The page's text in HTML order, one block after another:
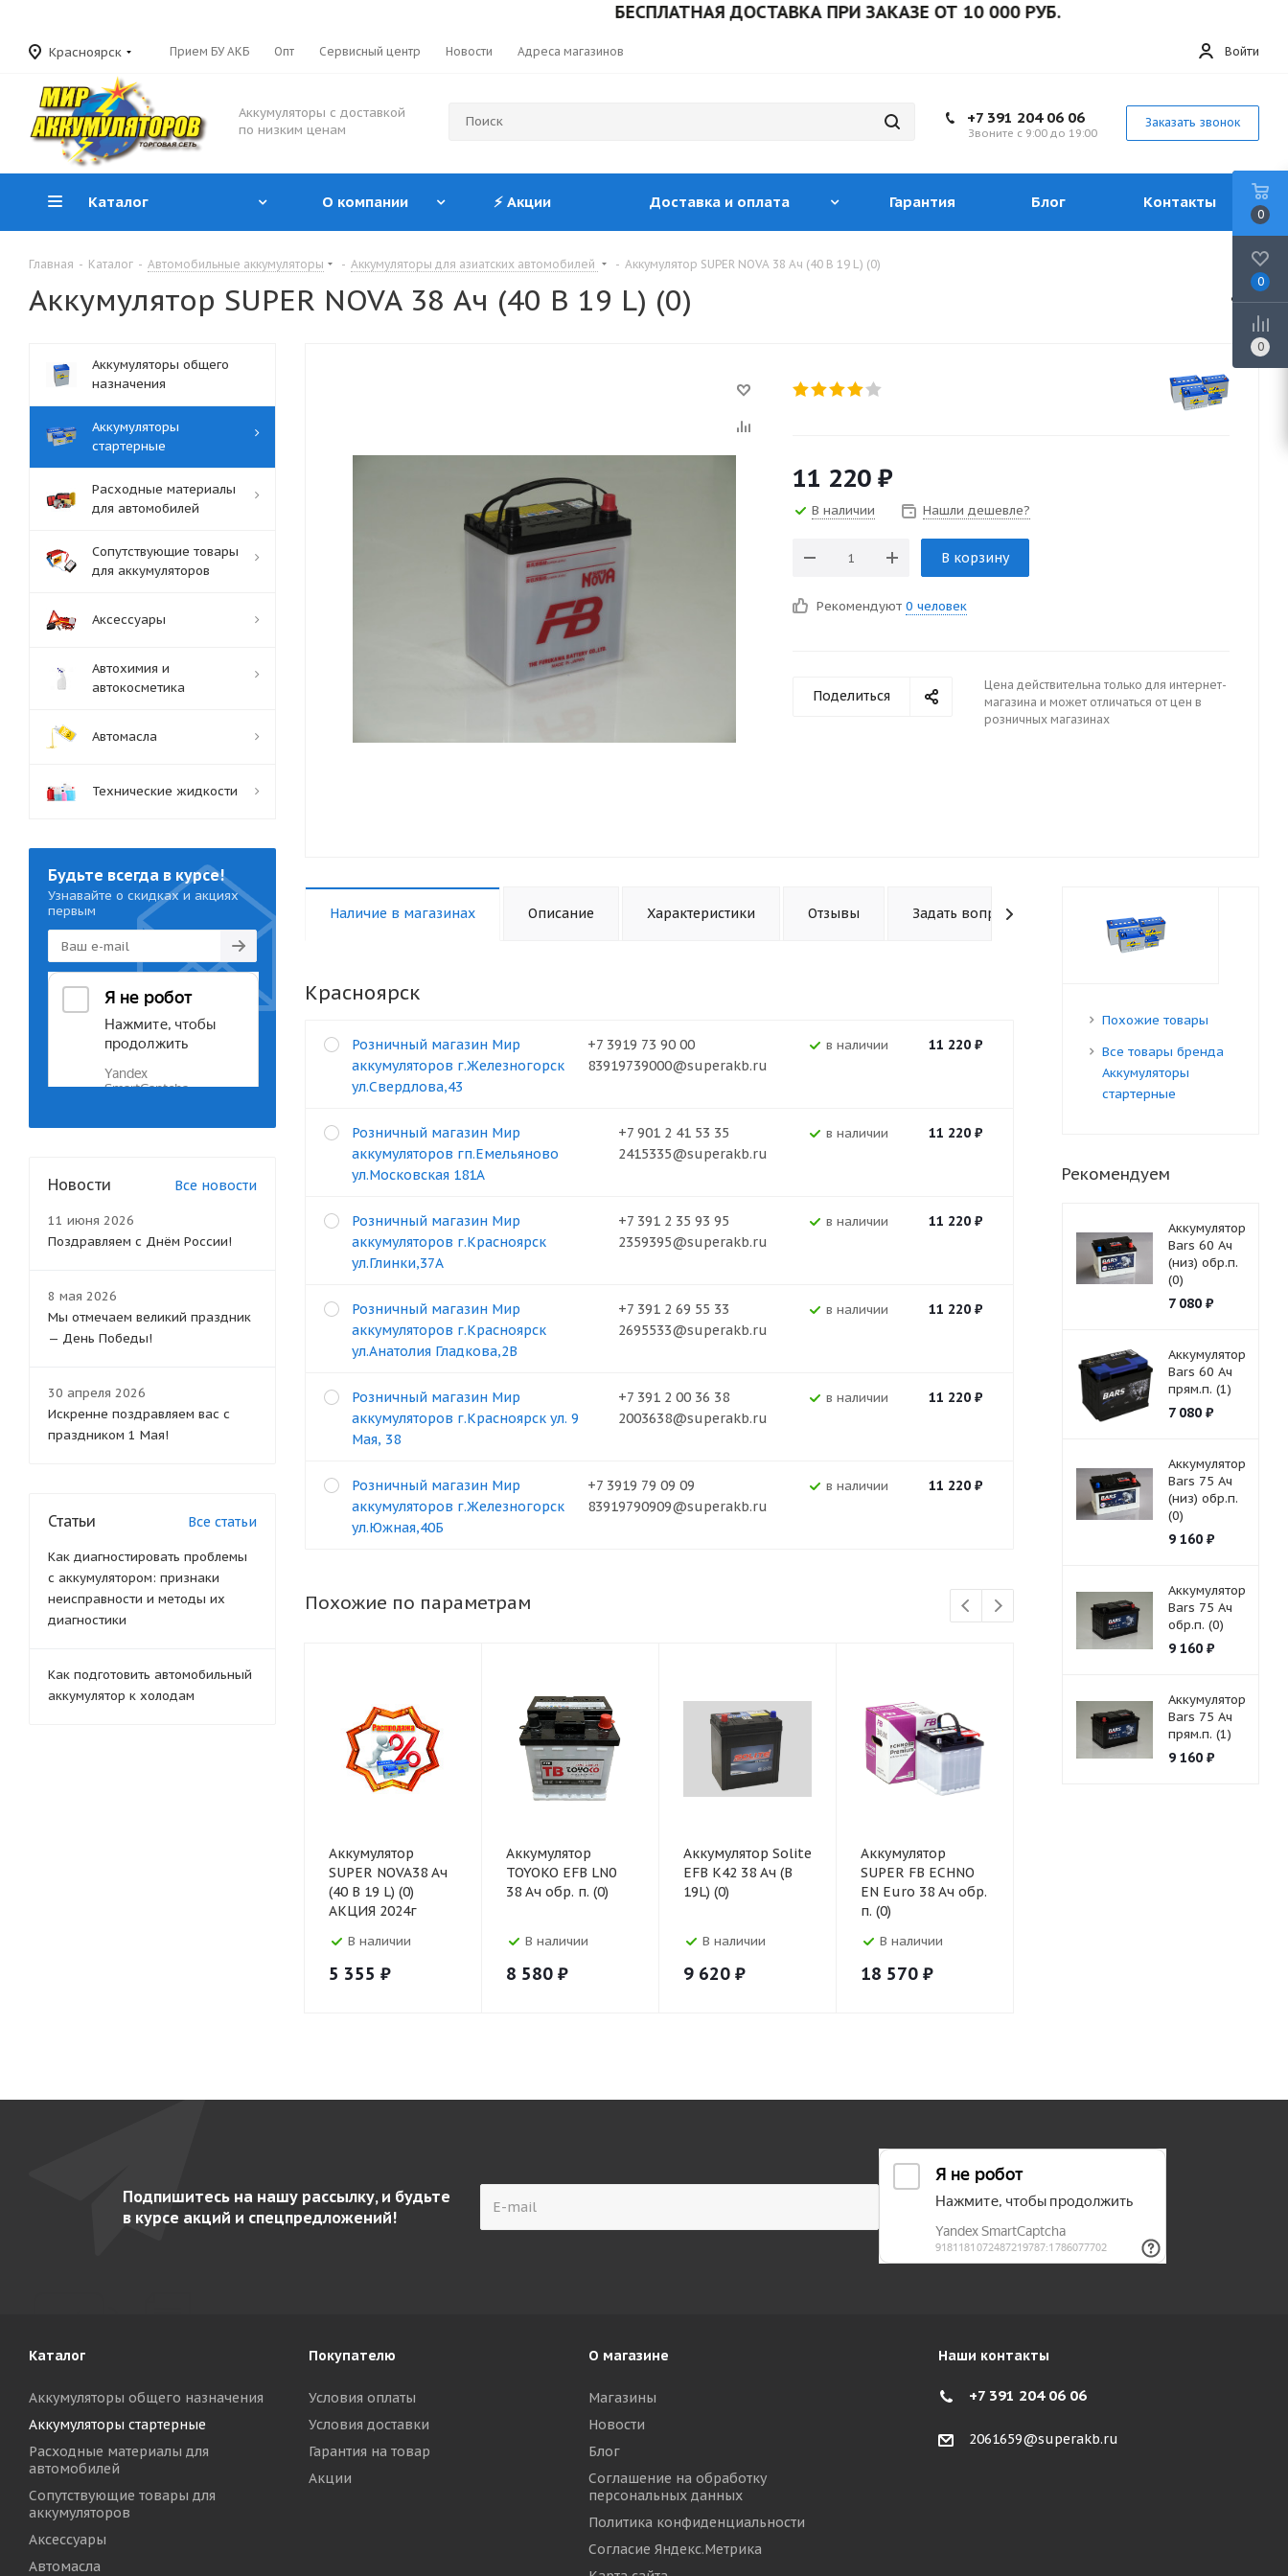
БЕСПЛАТНАЯ ДОСТАВКА ПРИ ЗАКАЗЕ ОТ 10 000 РУБ.
Красноярск Прием БУ АКБ Опт Сервисный центр Новости Адреса магазинов Войти
Аккумуляторы с доставкой
по низким ценам
+7 391 204 06 06
Звоните с 9:00 до 19:00
Заказать звонок
Каталог О компании ⚡ Акции Доставка и оплата Гарантия Блог Контакты
Главная - Каталог - Автомобильные аккумуляторы - Аккумуляторы для азиатских автомобилей - Аккумулятор SUPER NOVA 38 Ач (40 В 19 L) (0)
Аккумулятор SUPER NOVA 38 Ач (40 В 19 L) (0)
11 220 ₽
В наличии Нашли дешевле?
В корзину
Рекомендуют 0 человек
Поделиться
Цена действительна только для интернет-
магазина и может отличаться от цен в
розничных магазинах
Наличие в магазинах Описание Характеристики Отзывы Задать вопрос
Красноярск
+7 3919 73 90 00
83919739000@superakb.ru
В наличии 11 220₽
Розничный магазин Мир
аккумуляторов г.Железногорск
ул.Свердлова,43
+7 901 2 41 53 35
2415335@superakb.ru
В наличии 11 220₽
Розничный магазин Мир
аккумуляторов гп.Емельяново
ул.Московская 181А
+7 391 2 35 93 95
2359395@superakb.ru
В наличии 11 220₽
Розничный магазин Мир
аккумуляторов г.Красноярск
ул.Глинки,37А
+7 391 2 69 55 33
2695533@superakb.ru
В наличии 11 220₽
Розничный магазин Мир
аккумуляторов г.Красноярск
ул.Анатолия Гладкова,2В
+7 391 2 00 36 38
2003638@superakb.ru
В наличии 11 220₽
Розничный магазин Мир
аккумуляторов г.Красноярск ул. 9
Мая, 38
+7 3919 79 09 09
83919790909@superakb.ru
В наличии 11 220₽
Розничный магазин Мир
аккумуляторов г.Железногорск
ул.Южная,40Б
Похожие по параметрам
Аккумулятор
SUPER NOVA38 Ач
(40 В 19 L) (0)
АКЦИЯ 2024г
В наличии
5 355 ₽
Аккумулятор
TOYOKO EFB LN0
38 Ач обр. п. (0)
В наличии
8 580 ₽
Аккумулятор Solite
EFB K42 38 Ач (B
19L) (0)
В наличии
9 620 ₽
Аккумулятор
SUPER FB ECHNO
EN Euro 38 Ач обр.
п. (0)
В наличии
18 570 ₽
Похожие товары
Все товары бренда
Аккумуляторы
стартерные
Рекомендуем
Аккумулятор
Bars 60 Ач
(низ) обр.п.
(0)
7 080₽
Аккумулятор
Bars 60 Ач
прям.п. (1)
7 080₽
Аккумулятор
Bars 75 Ач
(низ) обр.п.
(0)
9 160₽
Аккумулятор
Bars 75 Ач
обр.п. (0)
9 160₽
Аккумулятор
Bars 75 Ач
прям.п. (1)
9 160₽
Аккумуляторы общего
назначения
Аккумуляторы
стартерные
Расходные материалы
для автомобилей
Сопутствующие товары
для аккумуляторов
Аксессуары
Автохимия и
автокосметика
Автомасла
Технические жидкости
Будьте всегда в курсе!
Узнавайте о скидках и акциях
первым
Новости Все новости
11 июня 2026
Поздравляем с Днём России!
8 мая 2026
Мы отмечаем великий праздник
— День Победы!
30 апреля 2026
Искренне поздравляем вас с
праздником 1 Мая!
Статьи Все статьи
Как диагностировать проблемы
с аккумулятором: признаки
неисправности и методы их
диагностики
Как подготовить автомобильный
аккумулятор к холодам
Подпишитесь на нашу рассылку, и будьте
в курсе акций и спецпредложений!
Каталог
Аккумуляторы общего назначения
Аккумуляторы стартерные
Расходные материалы для
автомобилей
Сопутствующие товары для
аккумуляторов
Аксессуары
Автомасла
Покупателю
Условия оплаты
Условия доставки
Гарантия на товар
Акции
О магазине
Магазины
Новости
Блог
Соглашение на обработку
персональных данных
Политика конфиденциальности
Согласие Яндекс.Метрика
Наши контакты
+7 391 204 06 06
2061659@superakb.ru
0
0
0